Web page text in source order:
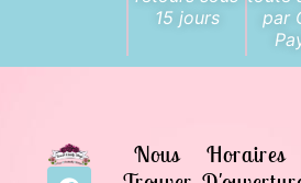
15 jours
par
Nous
Horaires